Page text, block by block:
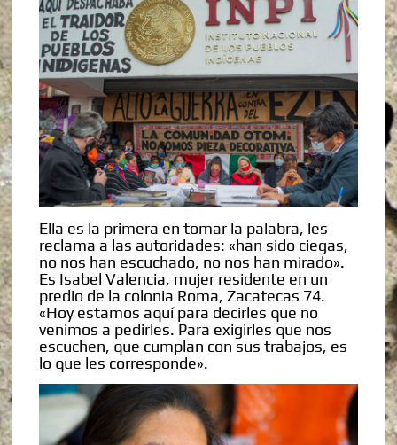
Ella es la primera en tomar la palabra, les
reclama a las autoridades: «han sido ciegas,
no nos han escuchado, no nos han mirado».
Es Isabel Valencia, mujer residente en un
predio de la colonia Roma, Zacatecas 74.
«Hoy estamos aquí para decirles que no
venimos a pedirles. Para exigirles que nos
escuchen, que cumplan con sus trabajos, es
lo que les corresponde».